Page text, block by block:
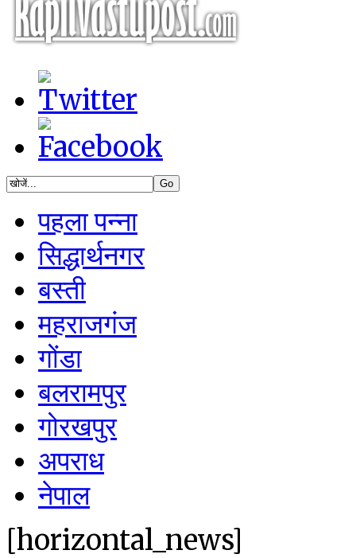
पहला पन्ना
सिद्धार्थनगर
बस्ती
महराजगंज
गोंडा
बलरामपुर
गोरखपुर
अपराध
नेपाल
[horizontal_news]